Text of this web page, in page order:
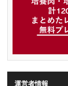
運営者情報